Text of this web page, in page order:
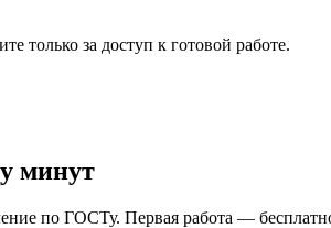
только за доступ к готовой работе.
минут
по ГОСТу. Первая работа —